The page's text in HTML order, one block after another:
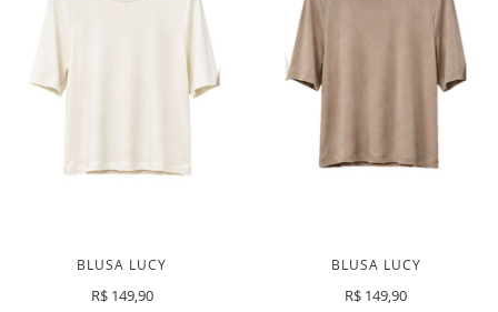
BLUSA LUCY
R$ 149,90
BLUSA LUCY
R$ 149,90